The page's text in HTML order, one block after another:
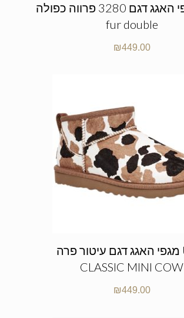
מגפי האגג דגם 3280 פרווה כפולה UGG
fur double
₪449.00
מגפי האגג דגם עיטור פרה UGG
CLASSIC MINI COW
₪449.00